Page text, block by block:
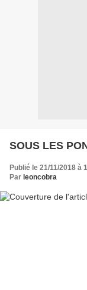
SOUS LES
Publié le 21/11/2018 à
Par leoncobra